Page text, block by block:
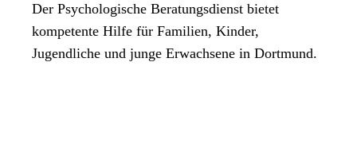
Der Psychologische Beratungsdienst bietet
kompetente Hilfe für Familien, Kinder,
Jugendliche und junge Erwachsene in Dortmund.